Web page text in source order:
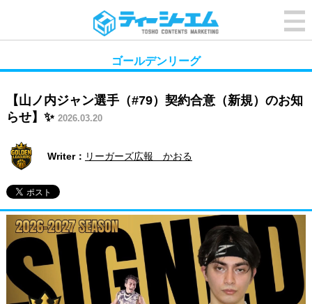
ゴールデンリーグ
【山ノ内ジャン選手（#79）契約合意（新規）のお知
らせ】✨ 2026.03.20
Writer： リーガーズ広報 かおる